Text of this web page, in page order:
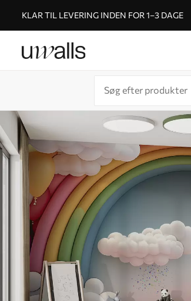
KLAR TIL LEVERING INDEN FOR 1–3 DAGE